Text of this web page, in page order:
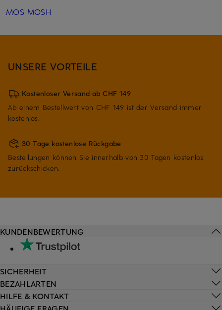
MOS MOSH
UNSERE VORTEILE
Kostenloser Versand ab CHF 149
Ab einem Bestellwert von CHF 149 ist der Versand immer
kostenlos.
30 Tage kostenlose Rückgabe
Bestellungen können Sie innerhalb von 30 Tagen kostenlos
zurückschicken.
HILFE & KONTAKT
KUNDENBEWERTUNG
SICHERHEIT
BEZAHLARTEN